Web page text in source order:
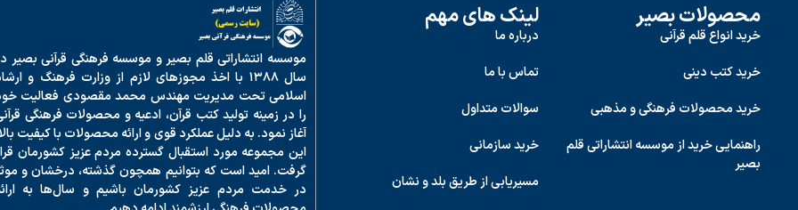
محصولات بصیر
خرید انواع قلم قرآنی
خرید کتب دینی
خرید محصولات فرهنگی و مذهبی
راهنمایی خرید از موسسه انتشاراتی قلم
بصیر
لینک های مهم
درباره ما
تماس با ما
سوالات متداول
خرید سازمانی
مسیریابی از طریق بلد و نشان
موسسه انتشاراتی قلم بصیر و موسسه فرهنگی قرآنی بصیر
سال ۱۳۸۸ با اخذ مجوزهای لازم از وزارت فرهنگ و
اسلامی تحت مدیریت مهندس محمد مقصودی فعالیت
را در زمینه تولید کتب قرآن، ادعیه و محصولات فرهنگی
آغاز نمود. به دلیل عملکرد قوی و ارائه محصولات با کیفیت
این مجموعه مورد استقبال گسترده مردم عزیز کشورمان
گرفت. امید است که بتوانیم همچون گذشته، درخشان و
در خدمت مردم عزیز کشورمان باشیم و سال‌ها به